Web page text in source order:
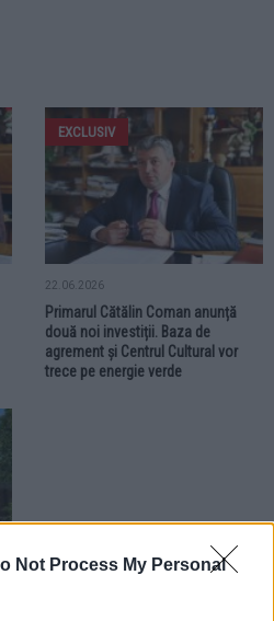
Not Process My Personal
EXCLUSIV
22.06.2026
Primarul Cătălin Coman anunță
două noi investiții. Baza de
agrement și Centrul Cultural vor
trece pe energie verde